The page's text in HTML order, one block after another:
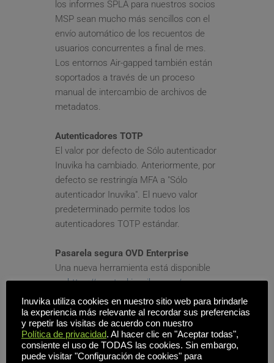
los informes SPLA para nuestros socios
MSP sean mucho más sencillos con el
envío automático de los recuentos de
usuarios concurrentes a final de mes.
Los entornos Air-gapped también están
soportados a través de un proceso
manual de intercambio de archivos de
metadatos.
Autenticadores TOTP
El valor por defecto de Sólo autenticador
Inuvika ha cambiado. Anteriormente, por
defecto se restringía MFA a "Sólo
autenticador Inuvika". El nuevo valor
predeterminado permite todos los
autenticadores TOTP estándar.
Pasarela segura OVD Enterprise
Una nueva herramienta está disponible
en https://pemtool.inuvika.com/ para
ayudar a convertir certificados TLS al
formato requerido para su uso con OVD
Enterprise Secure Gateway.
Una forma más sencilla de actualizar
Inuvika utiliza cookies en nuestro sitio web para brindarle
la experiencia más relevante al recordar sus preferencias
y repetir las visitas de acuerdo con nuestro
Política de privacidad. Al hacer clic en "Aceptar todas",
consiente el uso de TODAS las cookies. Sin embargo,
puede visitar "Configuración de cookies" para